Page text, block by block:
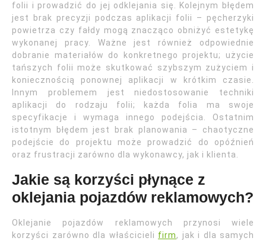
folii i prowadzić do jej odklejania się. Kolejnym błędem
jest brak precyzji podczas aplikacji folii – pęcherzyki
powietrza czy fałdy mogą znacząco obniżyć estetykę
wykonanej pracy. Ważne jest również odpowiednie
dobranie materiałów do konkretnego projektu; użycie
tańszych folii może skutkować szybszym zużyciem i
koniecznością ponownej aplikacji w krótkim czasie.
Innym problemem jest niedostosowanie techniki
aplikacji do rodzaju folii; każda folia ma swoje
specyfikacje i wymaga innego podejścia. Ostatnim
istotnym błędem jest brak planowania – chaotyczne
podejście do projektu może prowadzić do opóźnień
oraz frustracji zarówno dla wykonawcy, jak i klienta.
Jakie są korzyści płynące z
oklejania pojazdów reklamowych?
Oklejanie pojazdów reklamowych przynosi wiele
korzyści zarówno dla właścicieli firm, jak i dla samych